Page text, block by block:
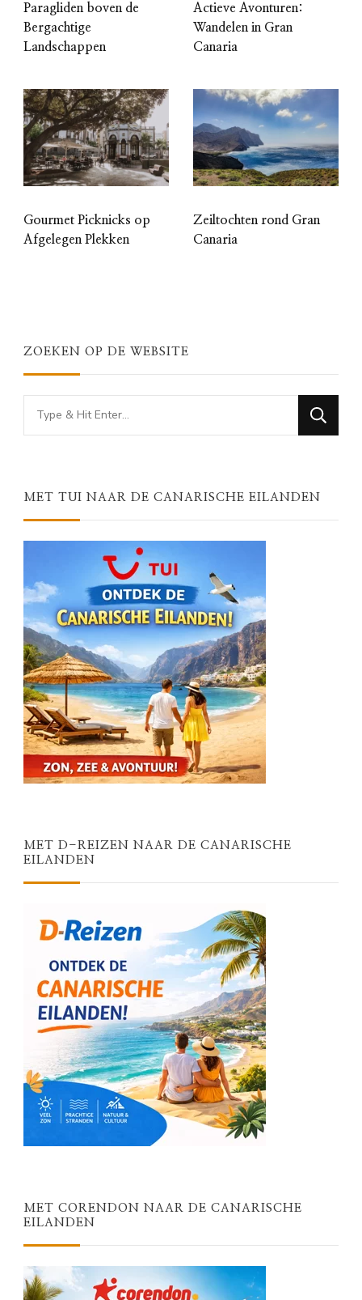
Paragliden boven de
Bergachtige
Landschappen
Actieve Avonturen:
Wandelen in Gran
Canaria
Gourmet Picknicks op
Afgelegen Plekken
Zeiltochten rond Gran
Canaria
ZOEKEN OP DE WEBSITE
Looking
for
MET TUI NAAR DE CANARISCHE EILANDEN
MET D-REIZEN NAAR DE CANARISCHE
EILANDEN
MET CORENDON NAAR DE CANARISCHE
EILANDEN